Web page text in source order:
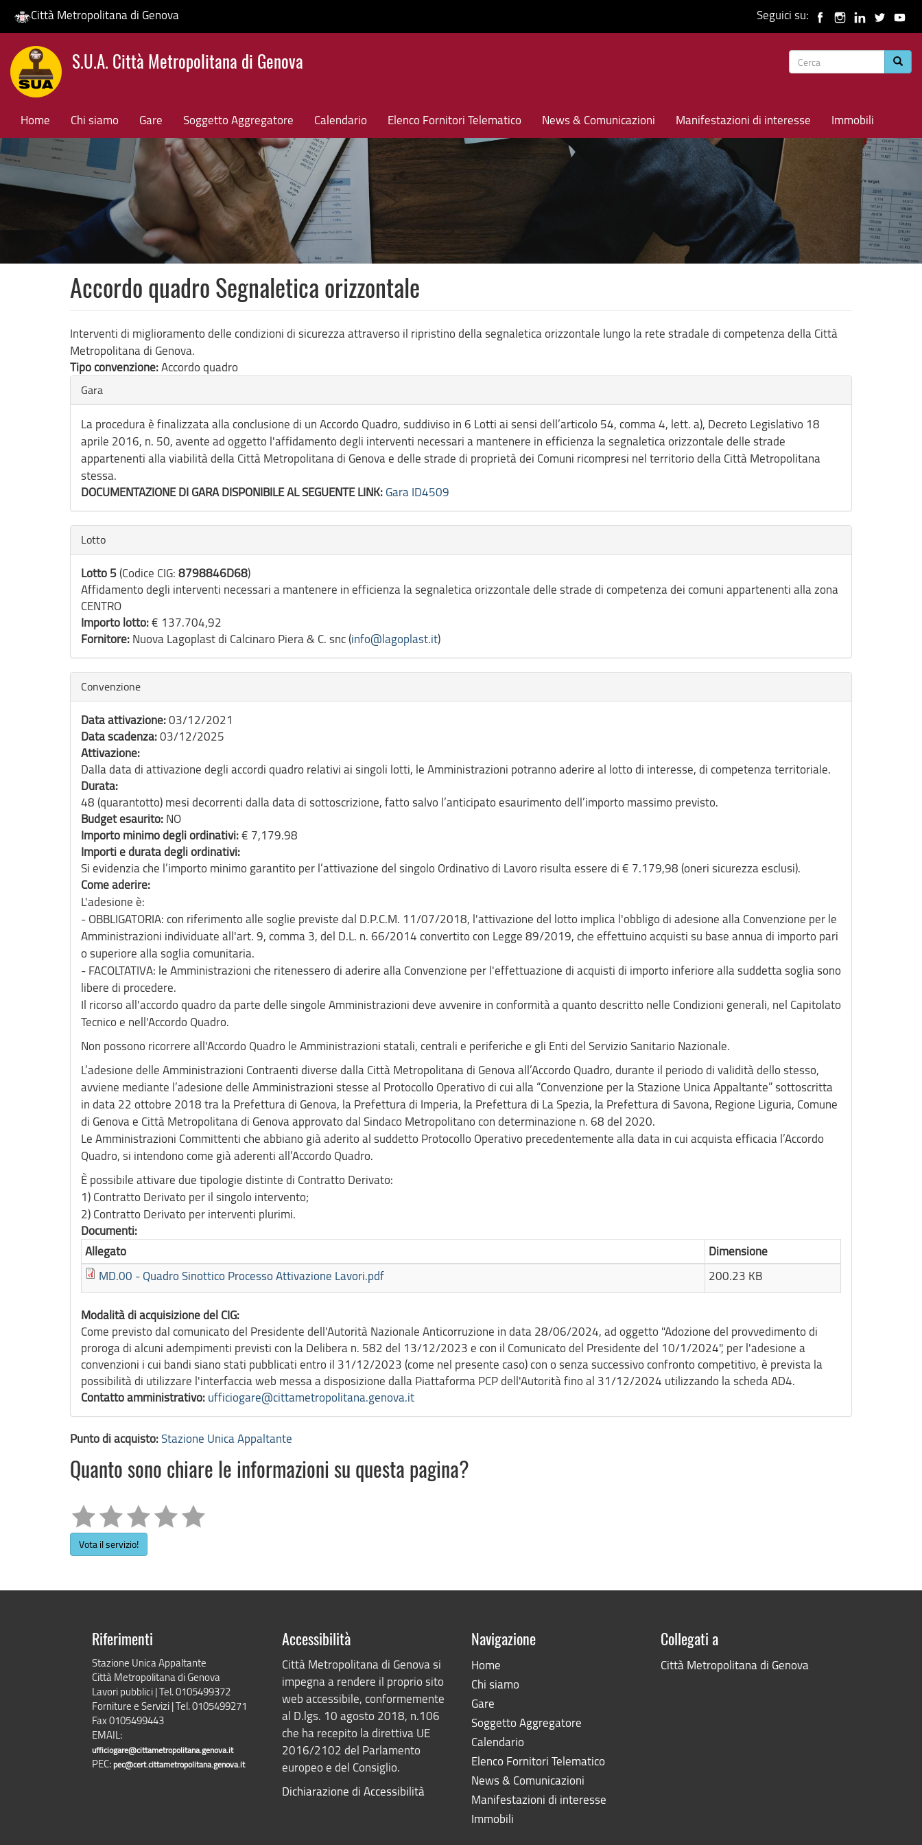
Salta
contenuto
principale
Città Metropolitana di Genova Seguici su:
S.U.A. Città Metropolitana di Genova
Form
ricerca
Home Chi siamo Gare Soggetto Aggregatore Calendario Elenco Fornitori Telematico News & Comunicazioni Manifestazioni di interesse Immobili
Accordo quadro Segnaletica orizzontale
Interventi di miglioramento delle condizioni di sicurezza attraverso il ripristino della segnaletica orizzontale lungo la rete stradale di competenza della Città
Metropolitana di Genova.
Tipo convenzione:Accordo quadro
Nascondi
Gara
La procedura è finalizzata alla conclusione di un Accordo Quadro, suddiviso in 6 Lotti ai sensi dell’articolo 54, comma 4, lett. a), Decreto Legislativo 18
aprile 2016, n. 50, avente ad oggetto l'affidamento degli interventi necessari a mantenere in efficienza la segnaletica orizzontale delle strade
appartenenti alla viabilità della Città Metropolitana di Genova e delle strade di proprietà dei Comuni ricompresi nel territorio della Città Metropolitana
stessa.
DOCUMENTAZIONE DI GARA DISPONIBILE AL SEGUENTE LINK: Gara ID4509
Nascondi
Lotto
Lotto 5(Codice CIG: 8798846D68)
Affidamento degli interventi necessari a mantenere in efficienza la segnaletica orizzontale delle strade di competenza dei comuni appartenenti alla zona
CENTRO
Importo lotto:€ 137.704,92
Fornitore:
Nuova Lagoplast di Calcinaro Piera & C. snc (info@lagoplast.it)
Nascondi
Convenzione
Data attivazione:03/12/2021
Data scadenza:03/12/2025
Attivazione:
Dalla data di attivazione degli accordi quadro relativi ai singoli lotti, le Amministrazioni potranno aderire al lotto di interesse, di competenza territoriale.
Durata:
48 (quarantotto) mesi decorrenti dalla data di sottoscrizione, fatto salvo l’anticipato esaurimento dell’importo massimo previsto.
Budget esaurito: NO
Importo minimo degli ordinativi:€ 7,179.98
Importi e durata degli ordinativi:
Si evidenzia che l’importo minimo garantito per l’attivazione del singolo Ordinativo di Lavoro risulta essere di € 7.179,98 (oneri sicurezza esclusi).
Come aderire:
L'adesione è:
- OBBLIGATORIA: con riferimento alle soglie previste dal D.P.C.M. 11/07/2018, l'attivazione del lotto implica l'obbligo di adesione alla Convenzione per le
Amministrazioni individuate all'art. 9, comma 3, del D.L. n. 66/2014 convertito con Legge 89/2019, che effettuino acquisti su base annua di importo pari
o superiore alla soglia comunitaria.
- FACOLTATIVA: le Amministrazioni che ritenessero di aderire alla Convenzione per l'effettuazione di acquisti di importo inferiore alla suddetta soglia sono
libere di procedere.
Il ricorso all'accordo quadro da parte delle singole Amministrazioni deve avvenire in conformità a quanto descritto nelle Condizioni generali, nel Capitolato
Tecnico e nell'Accordo Quadro.
Non possono ricorrere all'Accordo Quadro le Amministrazioni statali, centrali e periferiche e gli Enti del Servizio Sanitario Nazionale.
L’adesione delle Amministrazioni Contraenti diverse dalla Città Metropolitana di Genova all’Accordo Quadro, durante il periodo di validità dello stesso,
avviene mediante l’adesione delle Amministrazioni stesse al Protocollo Operativo di cui alla “Convenzione per la Stazione Unica Appaltante” sottoscritta
in data 22 ottobre 2018 tra la Prefettura di Genova, la Prefettura di Imperia, la Prefettura di La Spezia, la Prefettura di Savona, Regione Liguria, Comune
di Genova e Città Metropolitana di Genova approvato dal Sindaco Metropolitano con determinazione n. 68 del 2020.
Le Amministrazioni Committenti che abbiano già aderito al suddetto Protocollo Operativo precedentemente alla data in cui acquista efficacia l’Accordo
Quadro, si intendono come già aderenti all’Accordo Quadro.
È possibile attivare due tipologie distinte di Contratto Derivato:
1) Contratto Derivato per il singolo intervento;
2) Contratto Derivato per interventi plurimi.
Documenti:
Allegato
Dimensione
MD.00 - Quadro Sinottico Processo Attivazione Lavori.pdf
200.23 KB
Modalità di acquisizione del CIG:
Come previsto dal comunicato del Presidente dell'Autorità Nazionale Anticorruzione in data 28/06/2024, ad oggetto "Adozione del provvedimento di
proroga di alcuni adempimenti previsti con la Delibera n. 582 del 13/12/2023 e con il Comunicato del Presidente del 10/1/2024", per l'adesione a
convenzioni i cui bandi siano stati pubblicati entro il 31/12/2023 (come nel presente caso) con o senza successivo confronto competitivo, è prevista la
possibilità di utilizzare l'interfaccia web messa a disposizione dalla Piattaforma PCP dell'Autorità fino al 31/12/2024 utilizzando la scheda AD4.
Contatto amministrativo: ufficiogare@cittametropolitana.genova.it
Punto di acquisto:Stazione Unica Appaltante
Quanto sono chiare le informazioni su questa pagina?
Vota il servizio!
Riferimenti
Stazione Unica Appaltante
Città Metropolitana di Genova
Lavori pubblici | Tel. 0105499372
Forniture e Servizi | Tel. 0105499271
Fax 0105499443
EMAIL:
ufficiogare@cittametropolitana.genova.it
PEC:pec@cert.cittametropolitana.genova.it
Accessibilità
Città Metropolitana di Genova si
impegna a rendere il proprio sito
web accessibile, conformemente
al D.lgs. 10 agosto 2018, n.106
che ha recepito la direttiva UE
2016/2102 del Parlamento
europeo e del Consiglio.
Dichiarazione di Accessibilità
Navigazione
Home
Chi siamo
Gare
Soggetto Aggregatore
Calendario
Elenco Fornitori Telematico
News & Comunicazioni
Manifestazioni di interesse
Immobili
Collegati a
Città Metropolitana di Genova